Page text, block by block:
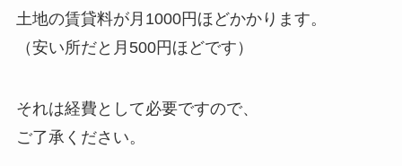
土地の賃貸料が月1000円ほどかかります。
（安い所だと月500円ほどです）
それは経費として必要ですので、
ご了承ください。